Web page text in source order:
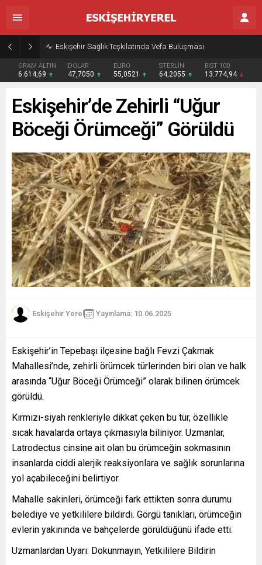
Eskişehir Sağlık Teşkilatında Vefa Buluşması
GRAM ALTIN
6.614,69
DOLAR
47,7050
EURO
55,0521
STERLİN
64,2055
BIST 100
13.774,94
Eskişehir’de Zehirli “Uğur
Böceği Örümceği” Görüldü
Eskişehir Yerel Yayınlama: 10.06.2025
Eskişehir’in Tepebaşı ilçesine bağlı Fevzi Çakmak
Mahallesi’nde, zehirli örümcek türlerinden biri olan ve halk
arasında “Uğur Böceği Örümceği” olarak bilinen örümcek
görüldü.
Kırmızı-siyah renkleriyle dikkat çeken bu tür, özellikle
sıcak havalarda ortaya çıkmasıyla biliniyor. Uzmanlar,
Latrodectus cinsine ait olan bu örümceğin sokmasının
insanlarda ciddi alerjik reaksiyonlara ve sağlık sorunlarına
yol açabileceğini belirtiyor.
Mahalle sakinleri, örümceği fark ettikten sonra durumu
belediye ve yetkililere bildirdi. Görgü tanıkları, örümceğin
evlerin yakınında ve bahçelerde görüldüğünü ifade etti.
Uzmanlardan Uyarı: Dokunmayın, Yetkililere Bildirin